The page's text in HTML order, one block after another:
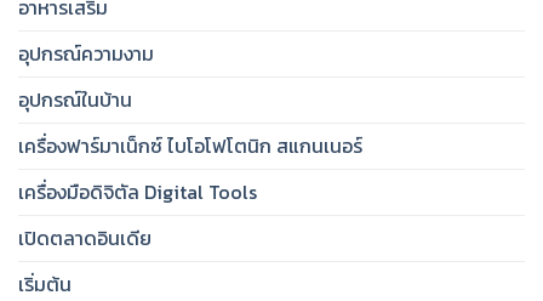
อาหารเสริม
อุปกรณ์ความงาม
อุปกรณ์ในบ้าน
เครื่องฟาร์มาเน็กซ์ ไบโอโฟโตนิก สแกนเนอร์
เครื่องมือดิจิตัล Digital Tools
เปิดตลาดอินเดีย
เริ่มต้น